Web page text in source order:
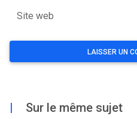
Site web
| Sur le même sujet